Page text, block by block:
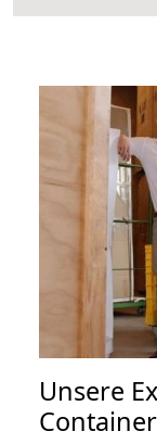
Unsere